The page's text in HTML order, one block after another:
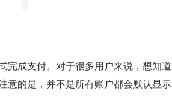
完成支付。对于很多用户来说，想知道
意的是，并不是所有账户都会默认显示